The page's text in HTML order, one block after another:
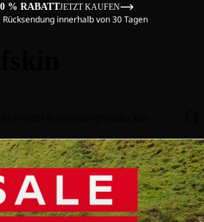
% RABATTJETZT KAUFEN
innerhalb von 30 Tagen